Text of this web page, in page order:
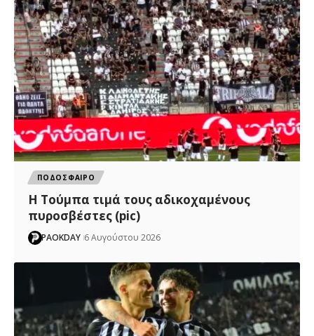
ΠΟΔΟΣΦΑΙΡΟ
H Tούμπα τιμά τους αδικοχαμένους
πυροσβέστες (pic)
PAOKDAY 6 Αυγούστου 2026